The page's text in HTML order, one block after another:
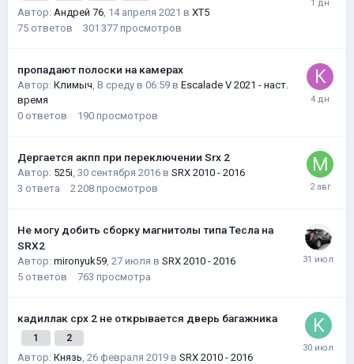
Автор: Андрей 76, 14 апреля 2021 в XT5
75 ответов 301 377 просмотров
пропадают полоски на камерах
Автор: Климыч, В среду в 06:59 в Escalade V 2021 - наст.
время
0 ответов 190 просмотров
Дергается акпп при переключении Srx 2
Автор: 525i, 30 сентября 2016 в SRX 2010 - 2016
3 ответа 2 208 просмотров
Не могу добить сборку магнитолы типа Тесла на
SRX2
Автор: mironyuk59, 27 июля в SRX 2010 - 2016
5 ответов 763 просмотра
кадиллак срх 2 не открывается дверь багажника
1 2
Автор: Князь, 26 февраля 2019 в SRX 2010 - 2016